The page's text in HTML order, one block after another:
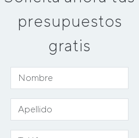
presupuestos
gratis